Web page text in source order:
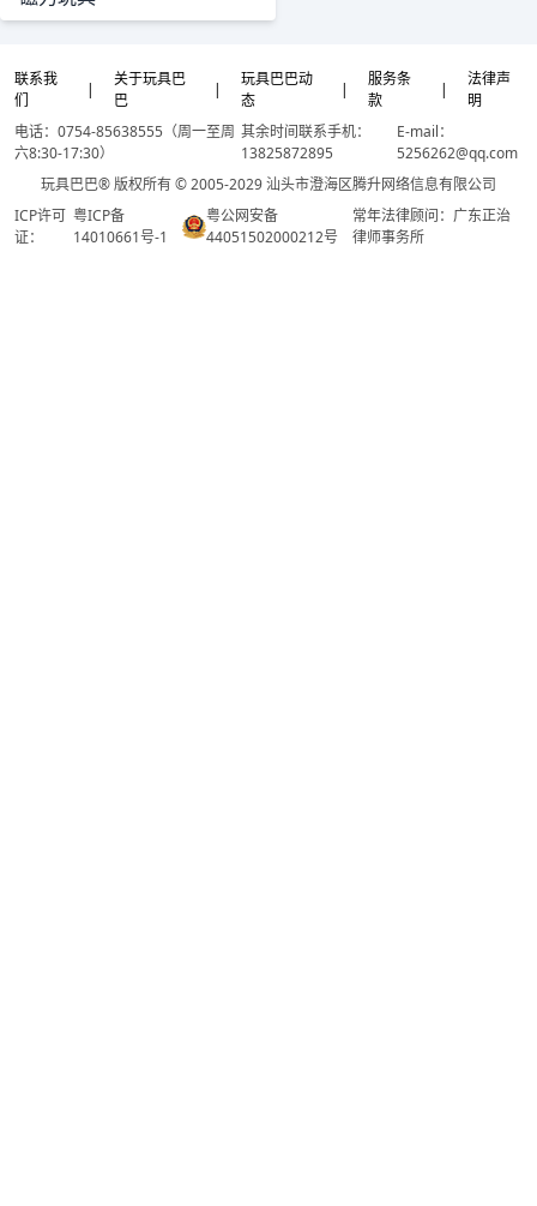
联系我
们
|
关于玩具巴
巴
|
玩具巴巴动
态
|
服务条
款
|
法律声
明
电话：0754-85638555（周一至周
六8:30-17:30）
其余时间联系手机：
13825872895
E-mail：
5256262@qq.com
玩具巴巴® 版权所有 © 2005-2029 汕头市澄海区腾升网络信息有限公司
ICP许可
证：
粤ICP备
14010661号-1
粤公网安备
44051502000212号
常年法律顾问：广东正治
律师事务所